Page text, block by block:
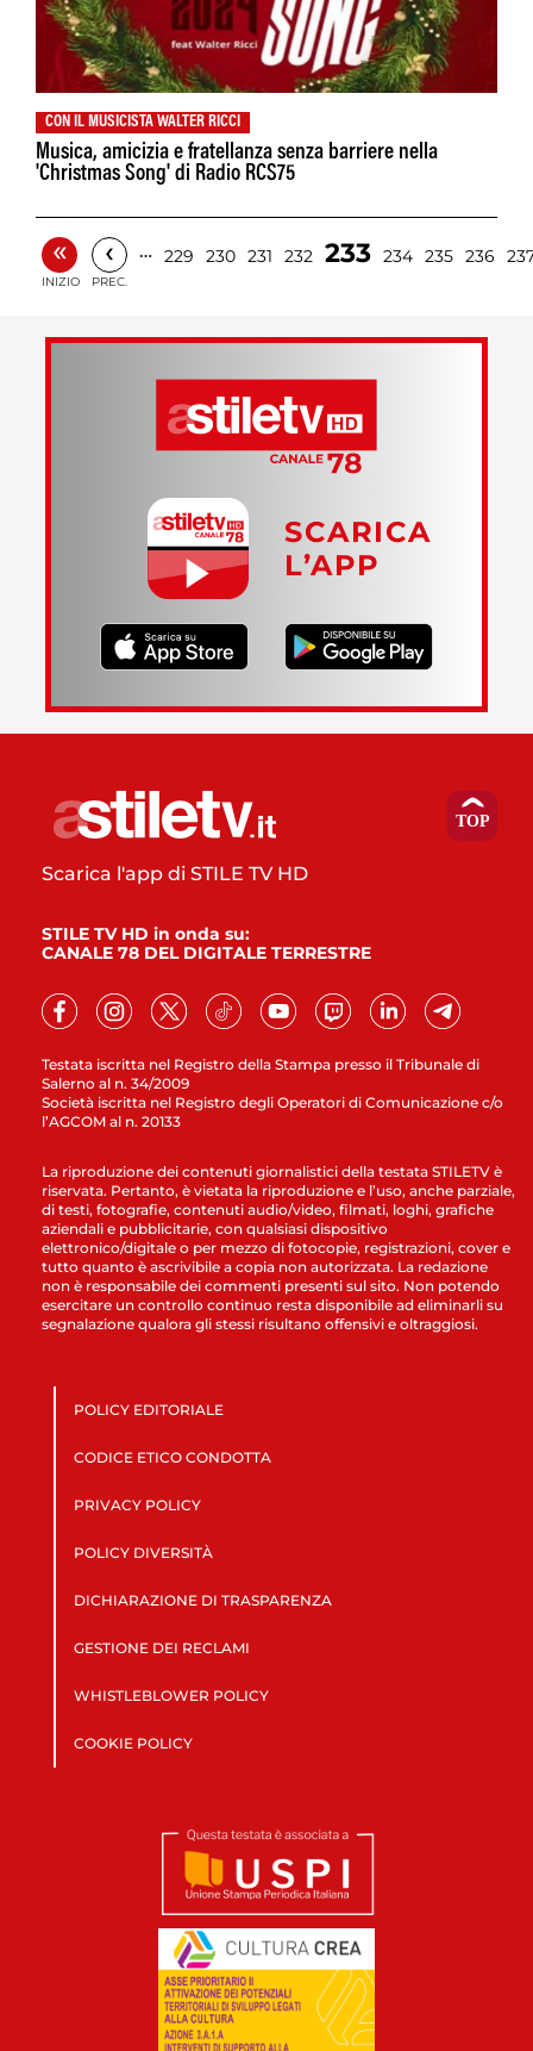
CON IL MUSICISTA WALTER RICCI
Musica, amicizia e fratellanza senza barriere nella
'Christmas Song' di Radio RCS75
«
INIZIO
‹
PREC.
… 229 230 231 232 233 234 235 236
SCARICA
L’APP
Testata iscritta nel Registro della Stampa presso il Tribunale di
Salerno al n. 34/2009
Società iscritta nel Registro degli Operatori di Comunicazione c/o
l’AGCOM al n. 20133
Scarica l'app di STILE TV HD
STILE TV HD in onda su:
CANALE 78 DEL DIGITALE TERRESTRE
La riproduzione dei contenuti giornalistici della testata STILETV è
riservata. Pertanto, è vietata la riproduzione e l’uso, anche parziale,
di testi, fotografie, contenuti audio/video, filmati, loghi, grafiche
aziendali e pubblicitarie, con qualsiasi dispositivo
elettronico/digitale o per mezzo di fotocopie, registrazioni, cover e
tutto quanto è ascrivibile a copia non autorizzata. La redazione
non è responsabile dei commenti presenti sul sito. Non potendo
esercitare un controllo continuo resta disponibile ad eliminarli su
segnalazione qualora gli stessi risultano offensivi e oltraggiosi.
POLICY EDITORIALE
CODICE ETICO CONDOTTA
PRIVACY POLICY
POLICY DIVERSITÀ
DICHIARAZIONE DI TRASPARENZA
GESTIONE DEI RECLAMI
WHISTLEBLOWER POLICY
COOKIE POLICY